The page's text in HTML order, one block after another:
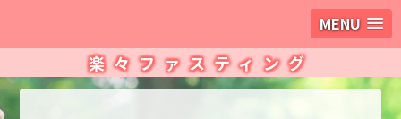
MENU
楽々ファスティング